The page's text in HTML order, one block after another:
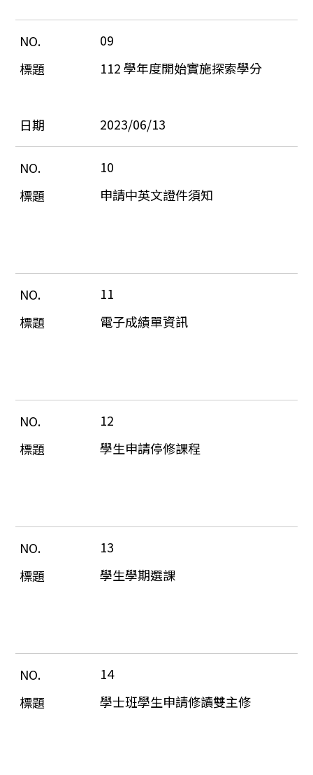
09
112 學年度開始實施探索學分
2023/06/13
10
申請中英文證件須知
11
電子成績單資訊
12
學生申請停修課程
13
學生學期選課
14
學士班學生申請修讀雙主修